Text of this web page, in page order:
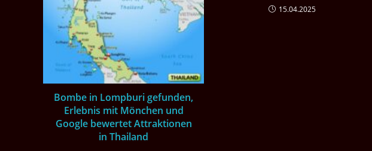
Bombe in Lompburi gefunden,
Erlebnis mit Mönchen und
Google bewertet Attraktionen
in Thailand
15.04.2025